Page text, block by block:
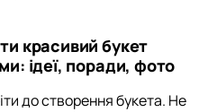
красивий букет
ідеї, поради, фото
до створення букета. Не